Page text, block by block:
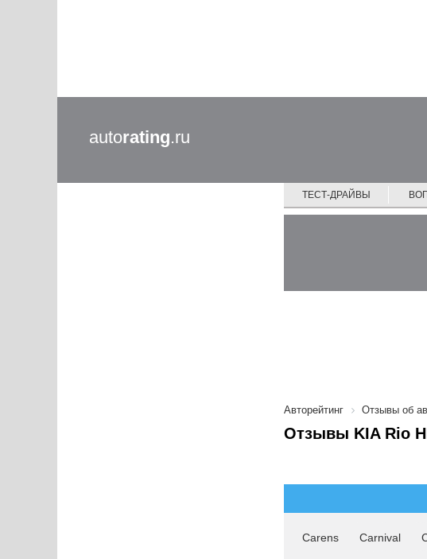
autorating.ru
ТЕСТ-ДРАЙВЫ
Авторейтинг Отзывы об
Отзывы KIA Rio
Carens Carnival